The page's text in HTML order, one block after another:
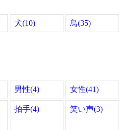
犬(10) 鳥(35)
男性(4) 女性(41)
拍手(4) 笑い声(3)